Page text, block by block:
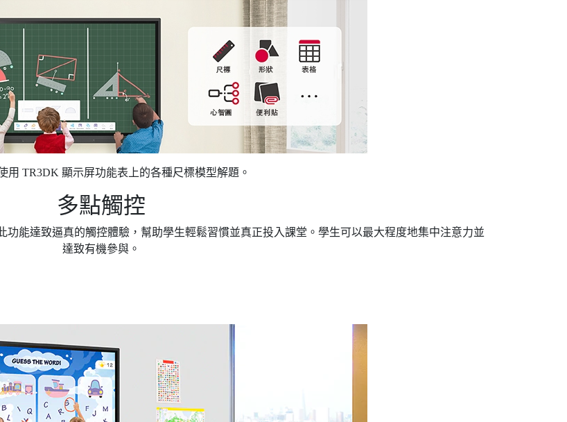
用 TR3DK 顯示屏功能表上的各種尺標模型解題。
多點觸控
能達致逼真的觸控體驗，幫助學生輕鬆習慣並真正投入課堂。學生可以最大程度地集中注意力並
達致有機參與。